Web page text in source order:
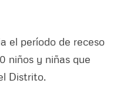
el período de receso
niños y niñas que
Distrito.